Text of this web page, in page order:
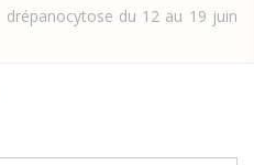
du 12 au 19 juin